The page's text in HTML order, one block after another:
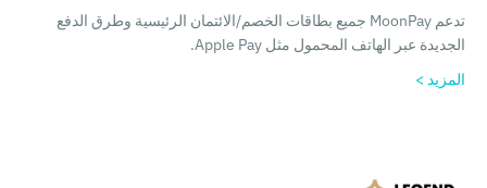
تدعم MoonPay جميع بطاقات الخصم/الائتمان الرئيسية وطرق الدفع
الجديدة عبر الهاتف المحمول مثل Apple Pay.
المزيد >